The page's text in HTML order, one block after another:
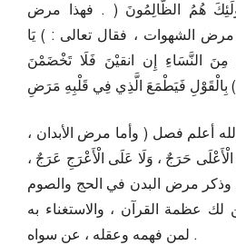
هُمُ الظَّالِمُونَ ( . فهذا مرض
الشهوات ، فقال تعالى : ) يَا
مِنَ النَّسَاءِ إِن انقيْنَ فَلَا تَخْضَمْنَ
مَرَضِ ( .
أعلم فصل ( وأما مرض الأبدان ،
حَرَجٌ ، وَلَا عَلَى الْأَعْرَجِ عَرَجٌ ،
مرض البدن في الحج والصوم
لك عظمة القرآن ، والاستغناء به
لمن فهمه وعقله ، عن سواه .